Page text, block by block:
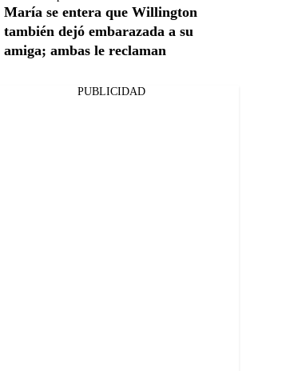
María se entera que Willington
también dejó embarazada a su
amiga; ambas le reclaman
PUBLICIDAD